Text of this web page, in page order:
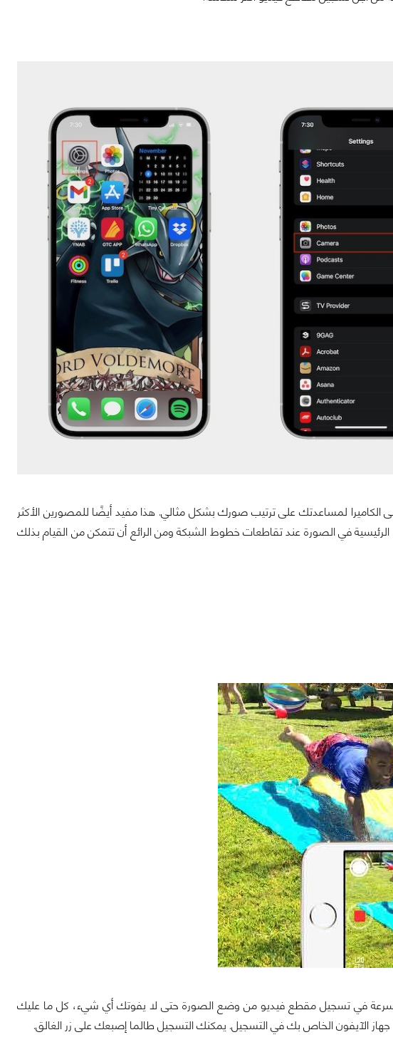
لمساعدتك على ترتيب صورك بشكل مثالي. هذا مفيد أيضًا للمصورين الأكثر
في الصورة عند تقاطعات خطوط الشبكة ومن الرائع أن تتمكن من القيام بذلك
بسرعة في تسجيل مقطع فيديو من وضع الصورة حتى لا يفوتك أي شيء، كل ما عليك
الآيفون الخاص بك في التسجيل. يمكنك التسجيل طالما إصبعك على زر الغالق.